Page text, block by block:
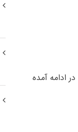
در ادامه آمده